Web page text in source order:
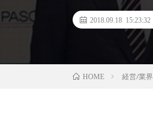
2018.09.18 15:23:32
HOME 経営/業